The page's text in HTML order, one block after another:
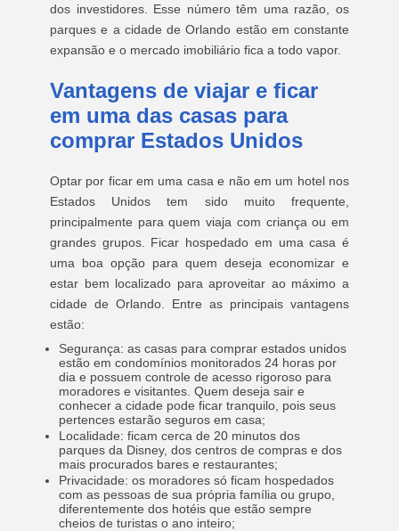
dos investidores. Esse número têm uma razão, os
parques e a cidade de Orlando estão em constante
expansão e o mercado imobiliário fica a todo vapor.
Vantagens de viajar e ficar
em uma das casas para
comprar Estados Unidos
Optar por ficar em uma casa e não em um hotel nos
Estados Unidos tem sido muito frequente,
principalmente para quem viaja com criança ou em
grandes grupos. Ficar hospedado em uma casa é
uma boa opção para quem deseja economizar e
estar bem localizado para aproveitar ao máximo a
cidade de Orlando. Entre as principais vantagens
estão:
Segurança: as casas para comprar estados unidos
estão em condomínios monitorados 24 horas por
dia e possuem controle de acesso rigoroso para
moradores e visitantes. Quem deseja sair e
conhecer a cidade pode ficar tranquilo, pois seus
pertences estarão seguros em casa;
Localidade: ficam cerca de 20 minutos dos
parques da Disney, dos centros de compras e dos
mais procurados bares e restaurantes;
Privacidade: os moradores só ficam hospedados
com as pessoas de sua própria família ou grupo,
diferentemente dos hotéis que estão sempre
cheios de turistas o ano inteiro;